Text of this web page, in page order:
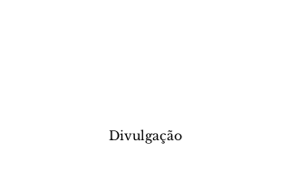
Divulgação